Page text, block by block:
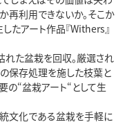
再利用できないか。そこか
たアート作品『Withers』
れた盆栽を回収。厳選され
保存処理を施した枝葉と
の“盆栽アート“として生
文化である盆栽を手軽に